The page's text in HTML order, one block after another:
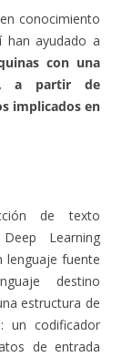
conocimiento
han ayudado a
con una
a partir de
implicados en
de texto
Learning
lenguaje fuente
destino
estructura de
un codificador
de entrada